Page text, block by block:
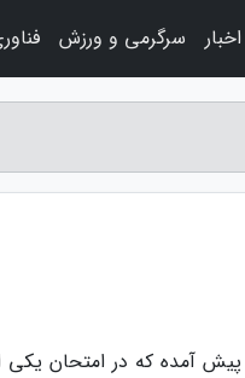
آیا برای شما پیش آمده که در
سرگرمی و ورزش